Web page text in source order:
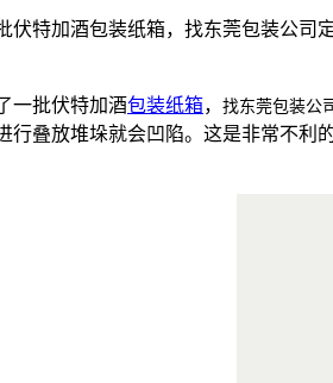
伏特加酒包装纸箱，找东莞包装公
一批伏特加酒包装纸箱， 找东莞包装公
行叠放堆垛就会凹陷。这是非常不